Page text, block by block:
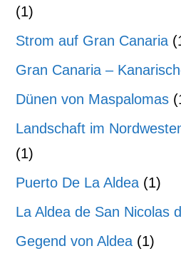
(1)
Strom auf Gran Canaria
Gran Canaria –
Dünen von Maspalomas
Landschaft im
(1)
Puerto De La Aldea (1)
La Aldea de San Nicolas
Gegend von Aldea (1)